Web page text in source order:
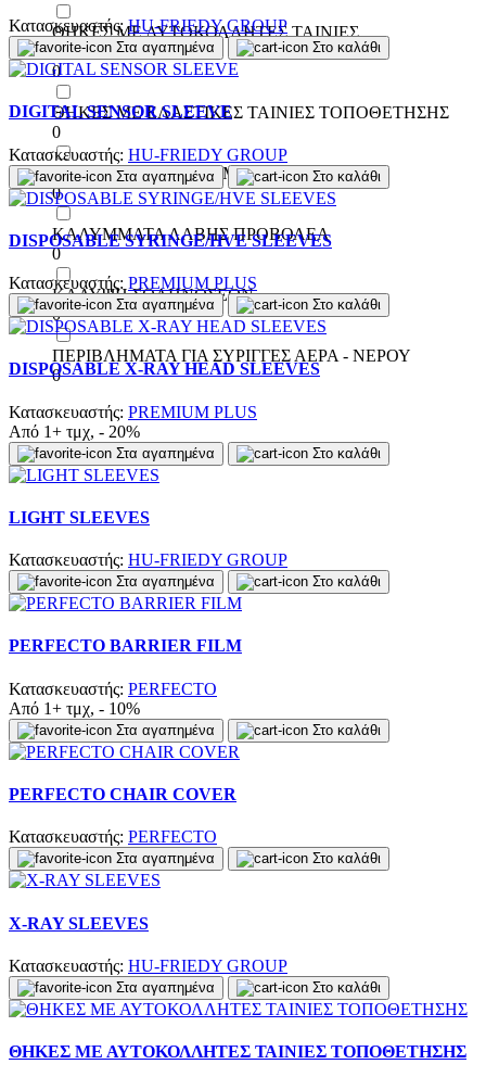
ΘΗΚΕΣ ΜΕ ΑΥΤΟΚΟΛΛΗΤΕΣ ΤΑΙΝΙΕΣ
ΤΟΠΟΘΕΤΗΣΗΣ
0
ΘΗΚΕΣ ΜΕ ΕΛΑΣΤΙΚΕΣ ΤΑΙΝΙΕΣ ΤΟΠΟΘΕΤΗΣΗΣ
0
ΚΑΛΥΜΜΑΤΑ ΚΑΘΙΣΜΑΤΟΣ - ΠΛΑΤΗΣ
0
ΚΑΛΥΜΜΑΤΑ ΛΑΒΗΣ ΠΡΟΒΟΛΕΑ
0
ΚΑΛΥΨΗ ΣΩΛΗΝΩΣΕΩΝ
0
ΠΕΡΙΒΛΗΜΑΤΑ ΓΙΑ ΣΥΡΙΓΓΕΣ ΑΕΡΑ - ΝΕΡΟΥ
0
Κατασκευαστής:HU-FRIEDY GROUP
Στα αγαπημένα Στο καλάθι
DIGITAL SENSOR SLEEVE
Κατασκευαστής: HU-FRIEDY GROUP
Στα αγαπημένα Στο καλάθι
DISPOSABLE SYRINGE/HVE SLEEVES
Κατασκευαστής: PREMIUM PLUS
Στα αγαπημένα Στο καλάθι
DISPOSABLE X-RAY HEAD SLEEVES
Κατασκευαστής: PREMIUM PLUS
Από 1+ τμχ, - 20%
Στα αγαπημένα Στο καλάθι
LIGHT SLEEVES
Κατασκευαστής: HU-FRIEDY GROUP
Στα αγαπημένα Στο καλάθι
PERFECTO BARRIER FILM
Κατασκευαστής: PERFECTO
Από 1+ τμχ, - 10%
Στα αγαπημένα Στο καλάθι
PERFECTO CHAIR COVER
Κατασκευαστής: PERFECTO
Στα αγαπημένα Στο καλάθι
X-RAY SLEEVES
Κατασκευαστής: HU-FRIEDY GROUP
Στα αγαπημένα Στο καλάθι
ΘΗΚΕΣ ΜΕ ΑΥΤΟΚΟΛΛΗΤΕΣ ΤΑΙΝΙΕΣ ΤΟΠΟΘΕΤΗΣΗΣ